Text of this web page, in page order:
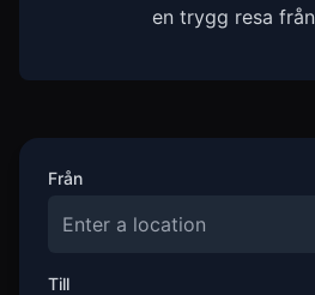
en trygg resa från
Från
Till